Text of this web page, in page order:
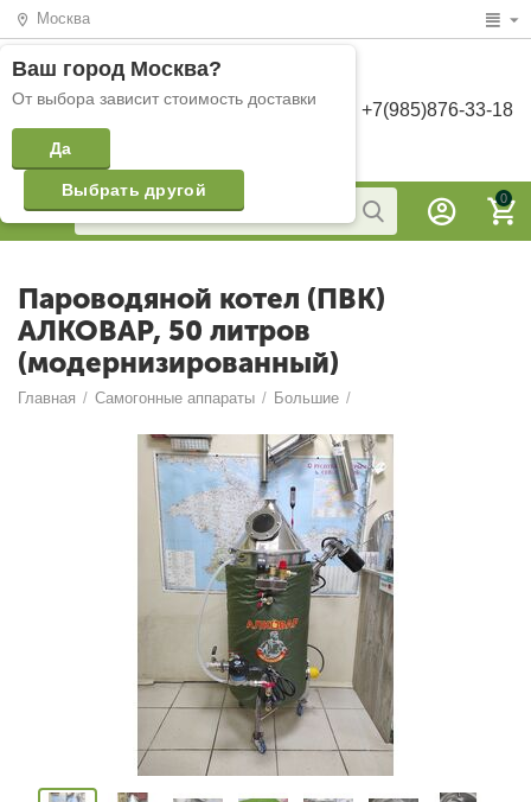
Москва
Ваш город Москва?
От выбора зависит стоимость доставки
Да
Выбрать другой
+7(985)876-33-18
0
Пароводяной котел (ПВК)
АЛКОВАР, 50 литров
(модернизированный)
Главная / Самогонные аппараты / Большие /